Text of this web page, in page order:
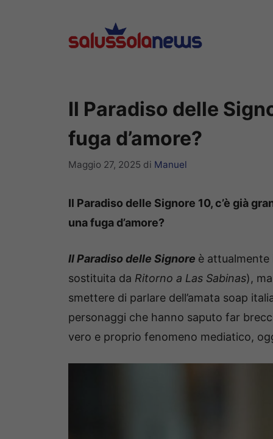
Il Paradiso delle
fuga d’amore?
Maggio 27, 2025 di Manuel
Il Paradiso delle Signore 10, c’è già
una fuga d’amore?
Il Paradiso delle Signore è attualmente
sostituita da Ritorno a Las Sabinas),
smettere di parlare dell’amata soap
personaggi che hanno saputo far
vero e proprio fenomeno mediatico,